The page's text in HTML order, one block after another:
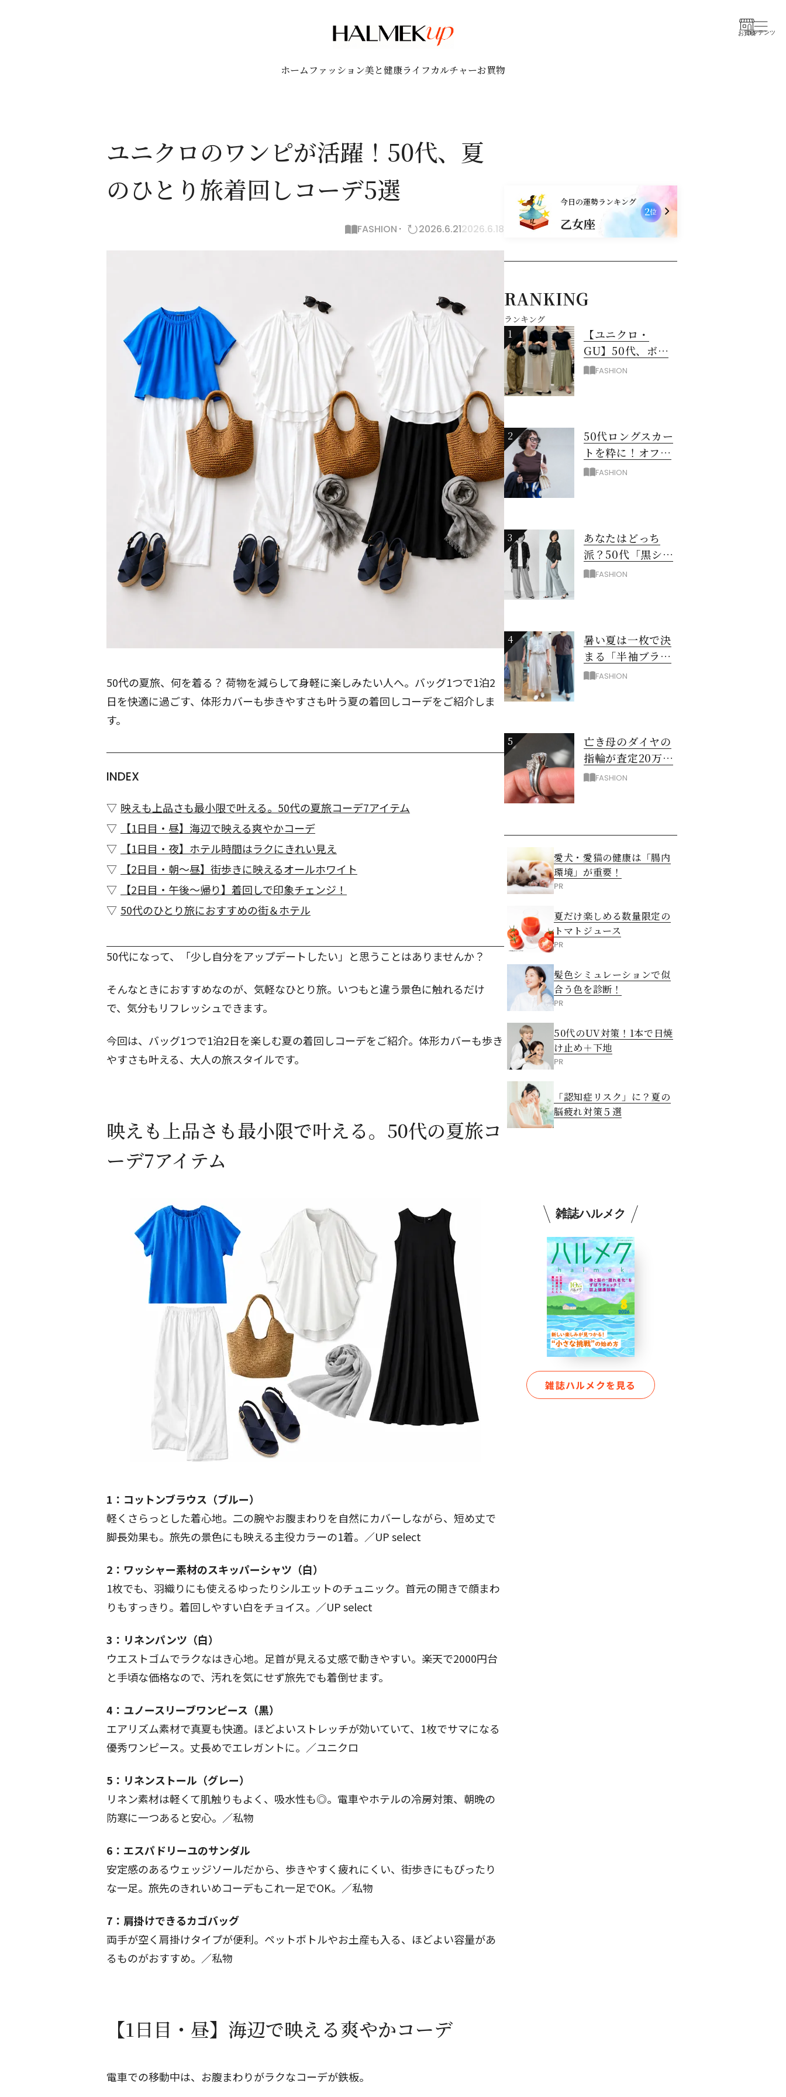
お買物コンテンツ
ホーム ファッション美と健康ライフカルチャーお買物
ユニクロのワンピが活躍！50代、夏
のひとり旅着回しコーデ5選
FASHION 2026.6.212026.6.18
50代の夏旅、何を着る？ 荷物を減らして身軽に楽しみたい人へ。バッグ1つで1泊2
日を快適に過ごす、体形カバーも歩きやすさも叶う夏の着回しコーデをご紹介しま
す。
INDEX
映えも上品さも最小限で叶える。50代の夏旅コーデ7アイテム
【1日目・昼】海辺で映える爽やかコーデ
【1日目・夜】ホテル時間はラクにきれい見え
【2日目・朝〜昼】街歩きに映えるオールホワイト
【2日目・午後〜帰り】着回しで印象チェンジ！
50代のひとり旅におすすめの街＆ホテル
50代になって、「少し自分をアップデートしたい」と思うことはありませんか？
そんなときにおすすめなのが、気軽なひとり旅。いつもと違う景色に触れるだけ
で、気分もリフレッシュできます。
今回は、バッグ1つで1泊2日を楽しむ夏の着回しコーデをご紹介。体形カバーも歩き
やすさも叶える、大人の旅スタイルです。
映えも上品さも最小限で叶える。50代の夏旅コ
ーデ7アイテム
1：コットンブラウス（ブルー）
軽くさらっとした着心地。二の腕やお腹まわりを自然にカバーしながら、短め丈で
脚長効果も。旅先の景色にも映える主役カラーの1着。／UP select
2：ワッシャー素材のスキッパーシャツ（白）
1枚でも、羽織りにも使えるゆったりシルエットのチュニック。首元の開きで顔まわ
りもすっきり。着回しやすい白をチョイス。／UP select
3：リネンパンツ（白）
ウエストゴムでラクなはき心地。足首が見える丈感で動きやすい。楽天で2000円台
と手頃な価格なので、汚れを気にせず旅先でも着倒せます。
4：ユノースリーブワンピース（黒）
エアリズム素材で真夏も快適。ほどよいストレッチが効いていて、1枚でサマになる
優秀ワンピース。丈長めでエレガントに。／ユニクロ
5：リネンストール（グレー）
リネン素材は軽くて肌触りもよく、吸水性も◎。電車やホテルの冷房対策、朝晩の
防寒に一つあると安心。／私物
6：エスパドリーユのサンダル
安定感のあるウェッジソールだから、歩きやすく疲れにくい、街歩きにもぴったり
な一足。旅先のきれいめコーデもこれ一足でOK。／私物
7：肩掛けできるカゴバッグ
両手が空く肩掛けタイプが便利。ペットボトルやお土産も入る、ほどよい容量があ
るものがおすすめ。／私物
【1日目・昼】海辺で映える爽やかコーデ
電車での移動中は、お腹まわりがラクなコーデが鉄板。
今日の運勢ランキング
乙女座
2位
RANKING
ランキング
1
【ユニクロ・
GU】50代、ボト
ムスに迷ったら！
FASHION
2
50代ロングスカー
トを粋に！オフィ
ス＆お出掛けに映
FASHION
3
あなたはどっち
派？50代「黒シア
ー×ユニクロワイ
FASHION
4
暑い夏は一枚で決
まる「半袖ブラウ
ス＆シャツ」で時
FASHION
5
亡き母のダイヤの
指輪が査定20万…
売る？50代が出し
FASHION
愛犬・愛猫の健康は「腸内
環境」が重要！
PR
夏だけ楽しめる数量限定の
トマトジュース
PR
髪色シミュレーションで似
合う色を診断！
PR
50代のUV対策！1本で日焼
け止め＋下地
PR
「認知症リスク」に？夏の
脳疲れ対策５選
雑誌ハルメク
雑誌ハルメクを見る
閉じる